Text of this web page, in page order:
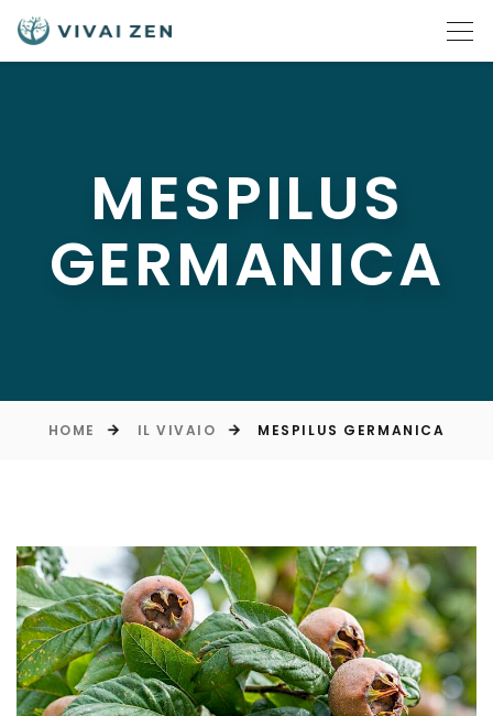
MESPILUS
GERMANICA
HOME IL VIVAIO MESPILUS GERMANICA